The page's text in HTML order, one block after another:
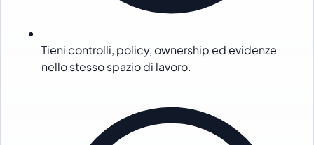
Tieni controlli, policy, ownership ed evidenze
nello stesso spazio di lavoro.